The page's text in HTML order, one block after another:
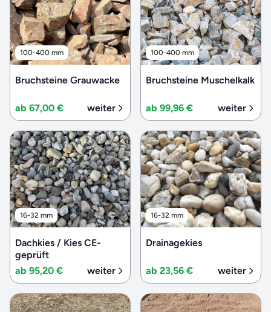
100-400 mm
Bruchsteine Grauwacke
ab 67,00 € weiter
100-400 mm
Bruchsteine Muschelkalk
ab 99,96 € weiter
16-32 mm
Dachkies / Kies CE-
geprüft
ab 95,20 €
weiter
16-32 mm
Drainagekies
ab 23,56 € weiter